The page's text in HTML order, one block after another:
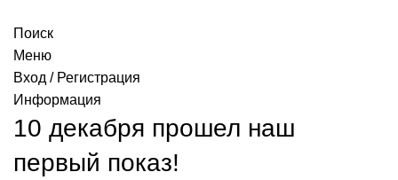
Поиск
Меню
Вход / Регистрация
Информация
10 декабря прошел наш
первый показ!